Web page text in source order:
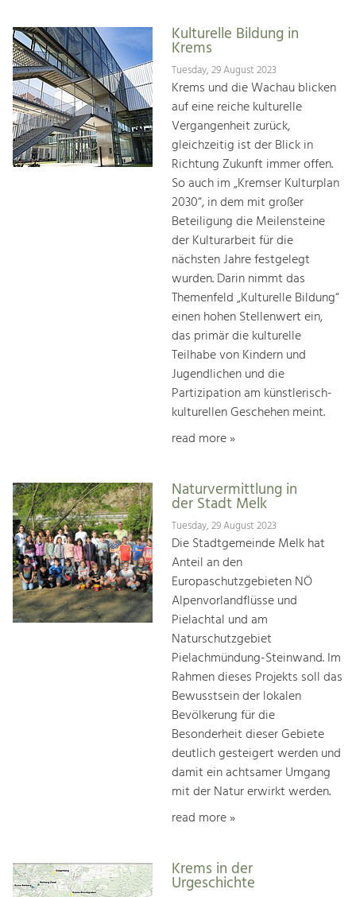
Kulturelle Bildung in
Krems
Tuesday, 29 August 2023
Krems und die Wachau blicken
auf eine reiche kulturelle
Vergangenheit zurück,
gleichzeitig ist der Blick in
Richtung Zukunft immer offen.
So auch im „Kremser Kulturplan
2030“, in dem mit großer
Beteiligung die Meilensteine
der Kulturarbeit für die
nächsten Jahre festgelegt
wurden. Darin nimmt das
Themenfeld „Kulturelle Bildung“
einen hohen Stellenwert ein,
das primär die kulturelle
Teilhabe von Kindern und
Jugendlichen und die
Partizipation am künstlerisch-
kulturellen Geschehen meint.
read more »
Naturvermittlung in
der Stadt Melk
Tuesday, 29 August 2023
Die Stadtgemeinde Melk hat
Anteil an den
Europaschutzgebieten NÖ
Alpenvorlandflüsse und
Pielachtal und am
Naturschutzgebiet
Pielachmündung-Steinwand. Im
Rahmen dieses Projekts soll das
Bewusstsein der lokalen
Bevölkerung für die
Besonderheit dieser Gebiete
deutlich gesteigert werden und
damit ein achtsamer Umgang
mit der Natur erwirkt werden.
read more »
Krems in der
Urgeschichte